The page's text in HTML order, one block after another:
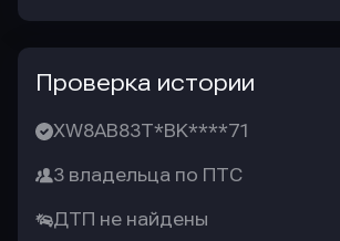
Проверка истории
XW8AB83T*BK****71
3 владельца по ПТС
ДТП не найдены